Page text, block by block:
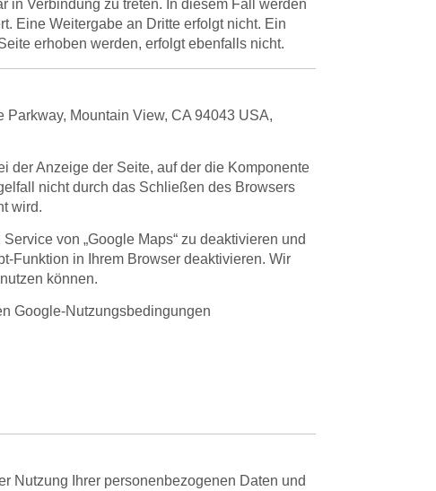
in Verbindung zu treten. In diesem Fall werden
Eine Weitergabe an Dritte erfolgt nicht. Ein
erhoben werden, erfolgt ebenfalls nicht.
Parkway, Mountain View, CA 94043 USA,
der Anzeige der Seite, auf der die Komponente
nicht durch das Schließen des Browsers
wird.
von „Google Maps“ zu deaktivieren und
Funktion in Ihrem Browser deaktivieren. Wir
können.
Google-Nutzungsbedingungen
Nutzung Ihrer personenbezogenen Daten und